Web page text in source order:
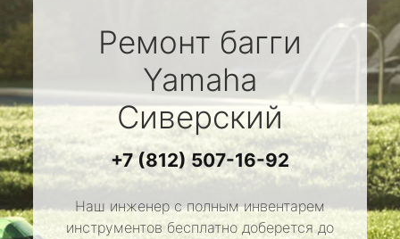
Ремонт багги
Yamaha
Сиверский
+7 (812) 507-16-92
Наш инженер с полным инвентарем
инструментов бесплатно доберется до